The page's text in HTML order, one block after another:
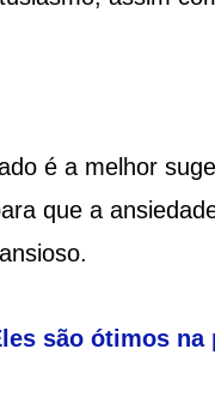
é a melhor
que a
são ótimos na